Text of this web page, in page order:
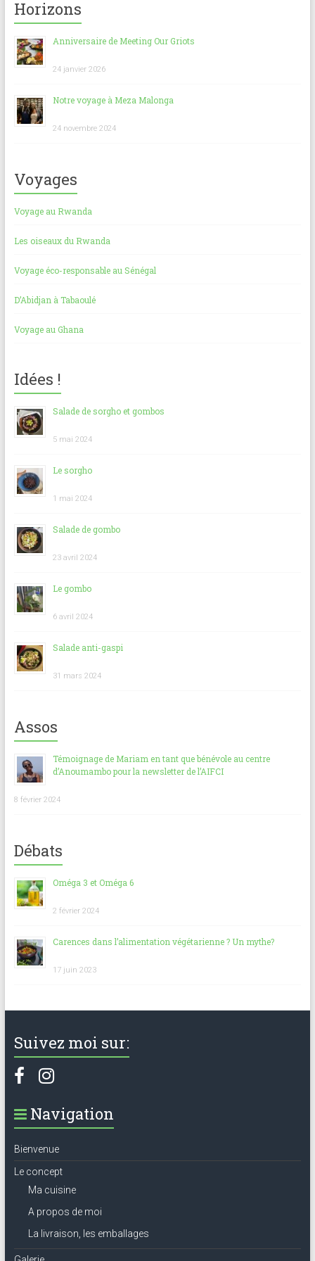
o
ok
p
p
Horizons
Anniversaire de Meeting Our Griots
24 janvier 2026
Notre voyage à Meza Malonga
24 novembre 2024
Voyages
Voyage au Rwanda
Les oiseaux du Rwanda
Voyage éco-responsable au Sénégal
D’Abidjan à Tabaoulé
Voyage au Ghana
Idées !
Salade de sorgho et gombos
5 mai 2024
Le sorgho
1 mai 2024
Salade de gombo
23 avril 2024
Le gombo
6 avril 2024
Salade anti-gaspi
31 mars 2024
Assos
Témoignage de Mariam en tant que bénévole au centre
d’Anoumambo pour la newsletter de l’AIFCI
8 février 2024
Débats
Oméga 3 et Oméga 6
2 février 2024
Carences dans l’alimentation végétarienne ? Un mythe?
17 juin 2023
Suivez moi sur:
Navigation
Bienvenue
Le concept
Ma cuisine
A propos de moi
La livraison, les emballages